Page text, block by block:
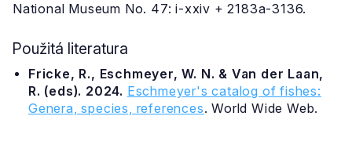
National Museum No. 47: i-xxiv + 2183a-3136.
Použitá literatura
Fricke, R., Eschmeyer, W. N. & Van der Laan,
R. (eds). 2024. Eschmeyer's catalog of fishes:
Genera, species, references. World Wide Web.